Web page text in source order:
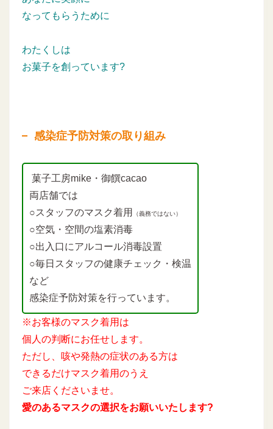
なってもらうために
わたくしは
お菓子を創っています?
感染症予防対策の取り組み
菓子工房mike・御饌cacao
両店舗では
○スタッフのマスク着用
（義務ではない）
○空気・空間の塩素消毒
○出入口にアルコール消毒設置
○毎日スタッフの健康チェック・検温
など
感染症予防対策を行っています。
※お客様のマスク着用は
個人の判断にお任せします。
ただし、咳や発熱の症状のある方は
できるだけマスク着用のうえ
ご来店くださいませ。
愛のあるマスクの選択をお願いいたします?